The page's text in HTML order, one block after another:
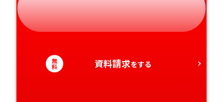
静岡県
和歌山県
徳島県
大分県
無
料 資料請求をする